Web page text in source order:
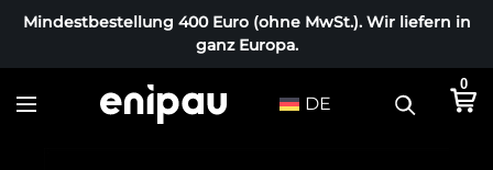
Mindestbestellung 400 Euro (ohne MwSt.). Wir liefern in
ganz Europa.
DE
0